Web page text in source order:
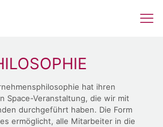
hat ihren
Space-Veranstaltung, die wir mit
durchgeführt haben. Die Form
ermöglicht, alle Mitarbeiter in die